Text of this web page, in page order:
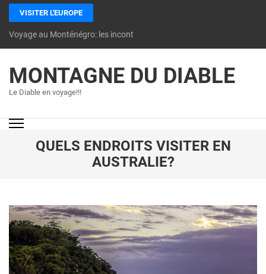
VISITER L'EUROPE
Voyage au Monténégro: les incontournables à découvrir
MONTAGNE DU DIABLE
Le Diable en voyage!!!
QUELS ENDROITS VISITER EN
AUSTRALIE?